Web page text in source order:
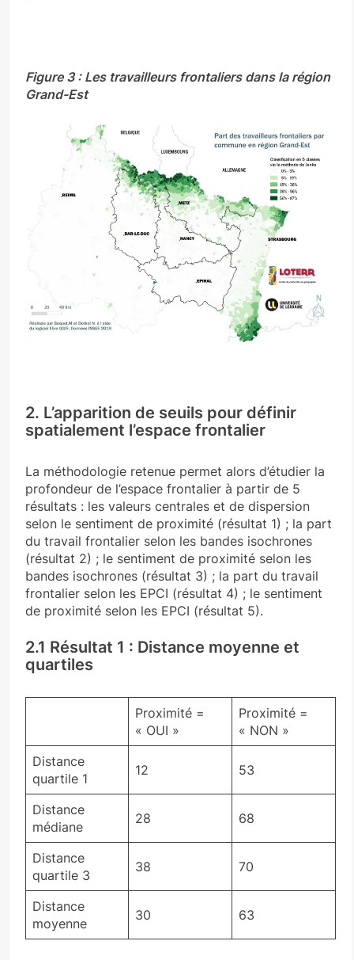
Figure 3 : Les travailleurs frontaliers dans la région
Grand-Est
2. L’apparition de seuils pour définir
spatialement l’espace frontalier
La méthodologie retenue permet alors d’étudier la
profondeur de l’espace frontalier à partir de 5
résultats : les valeurs centrales et de dispersion
selon le sentiment de proximité (résultat 1) ; la part
du travail frontalier selon les bandes isochrones
(résultat 2) ; le sentiment de proximité selon les
bandes isochrones (résultat 3) ; la part du travail
frontalier selon les EPCI (résultat 4) ; le sentiment
de proximité selon les EPCI (résultat 5).
2.1 Résultat 1 : Distance moyenne et
quartiles
Proximité =
« OUI »
Proximité =
« NON »
Distance
quartile 1
12 53
Distance
médiane
28 68
Distance
quartile 3
38 70
Distance
moyenne
30 63